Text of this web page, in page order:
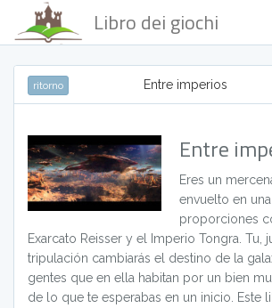
Libro dei giochi
ritorno Entre imperios
Entre
Eres un
envuelto en
proporciones
Exarcato Reisser y el Imperio Tongra. Tu,
tripulación cambiarás el destino de la
gentes que en ella habitan por un bien
de lo que te esperabas en un inicio. Este